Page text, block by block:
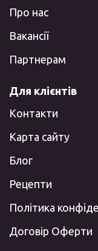
Про нас
Вакансії
Партнерам
Для клієнтів
Контакти
Карта сайту
Блог
Рецепти
Політика
Договір Оферти